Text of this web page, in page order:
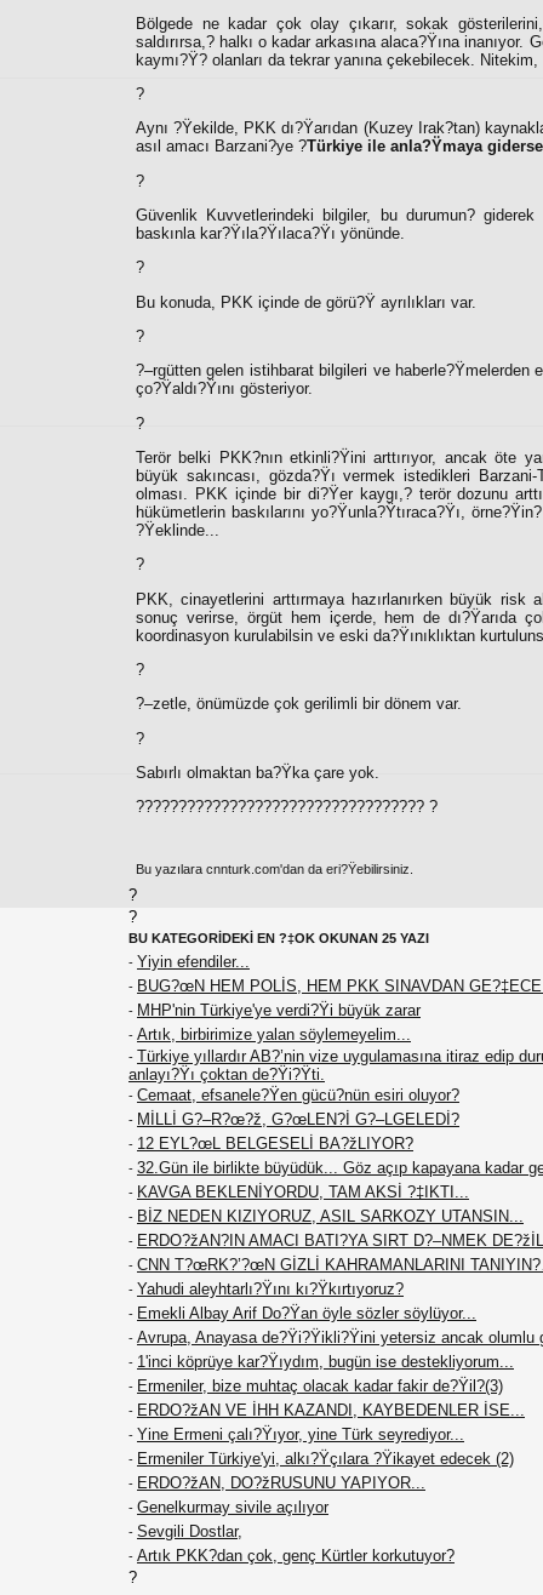
Bölgede ne kadar çok olay çıkarır, sokak
saldırırsa, ? halkı o kadar arkasına alaca?Ÿına inanıyor.
kaymı?Ÿ? olanları da tekrar yanına çekebilecek.
?
Aynı ?Ÿekilde, PKK dı?Ÿarıdan (Kuzey Irak?tan)
asıl amacı Barzani?ye ?Türkiye ile anla?Ÿmaya
?
Güvenlik Kuvvetlerindeki bilgiler, bu durumun?giderek
baskınla kar?Ÿıla?Ÿılaca?Ÿı yönünde.
?
Bu konuda, PKK içinde de görü?Ÿ ayrılıkları var.
?
?–rgütten gelen istihbarat bilgileri ve haberle?Ÿmelerden
ço?Ÿaldı?Ÿını gösteriyor.
?
Terör belki PKK?nın etkinli?Ÿini arttırıyor, ancak öte
büyük sakıncası, gözda?Ÿı vermek istedikleri
olması. PKK içinde bir di?Ÿer kaygı,?terör dozunu
hükümetlerin baskılarını yo?Ÿunla?Ÿtıraca?Ÿı, örne?Ÿin?
?Ÿeklinde...
?
PKK, cinayetlerini arttırmaya hazırlanırken büyük risk
sonuç verirse, örgüt hem içerde, hem de dı?Ÿarıda
koordinasyon kurulabilsin ve eski da?Ÿınıklıktan
?
?–zetle, önümüzde çok gerilimli bir dönem var.
?
Sabırlı olmaktan ba?Ÿka çare yok.
?????????????????????????????????? ?
Bu yazılara cnnturk.com'dan da eri?Ÿebilirsiniz.
?
?
BU KATEGORİDEKİ EN ?‡OK OKUNAN 25 YAZI
- Yiyin efendiler...
- BUG?œN HEM POLİS, HEM PKK SINAVDAN
- MHP'nin Türkiye'ye verdi?Ÿi büyük zarar
- Artık, birbirimize yalan söylemeyelim...
- Türkiye yıllardır AB?’nin vize uygulamasına itiraz edip
anlayı?Ÿı çoktan de?Ÿi?Ÿti.
- Cemaat, efsanele?Ÿen gücü?nün esiri oluyor?
- MİLLİ G?–R?œ?ž, G?œLEN?İ G?–LGELEDİ?
- 12 EYL?œL BELGESELİ BA?žLIYOR?
- 32.Gün ile birlikte büyüdük... Göz açıp kapayana kadar
- KAVGA BEKLENİYORDU, TAM AKSİ ?‡IKTI...
- BİZ NEDEN KIZIYORUZ, ASIL SARKOZY UTANSIN...
- ERDO?žAN?IN AMACI BATI?YA SIRT D?–NMEK
- CNN T?œRK?’?œN GİZLİ KAHRAMANLARINI
- Yahudi aleyhtarlı?Ÿını kı?Ÿkırtıyoruz?
- Emekli Albay Arif Do?Ÿan öyle sözler söylüyor...
- Avrupa, Anayasa de?Ÿi?Ÿikli?Ÿini yetersiz ancak olumlu
- 1'inci köprüye kar?Ÿıydım, bugün ise destekliyorum...
- Ermeniler, bize muhtaç olacak kadar fakir de?Ÿil?(3)
- ERDO?žAN VE İHH KAZANDI, KAYBEDENLER İSE...
- Yine Ermeni çalı?Ÿıyor, yine Türk seyrediyor...
- Ermeniler Türkiye'yi, alkı?Ÿçılara ?Ÿikayet edecek (2)
- ERDO?žAN, DO?žRUSUNU YAPIYOR...
- Genelkurmay sivile açılıyor
- Sevgili Dostlar,
- Artık PKK?dan çok, genç Kürtler korkutuyor?
?